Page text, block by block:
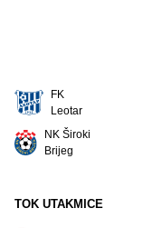
FK
Leotar
NK Široki
Brijeg
TOK UTAKMICE